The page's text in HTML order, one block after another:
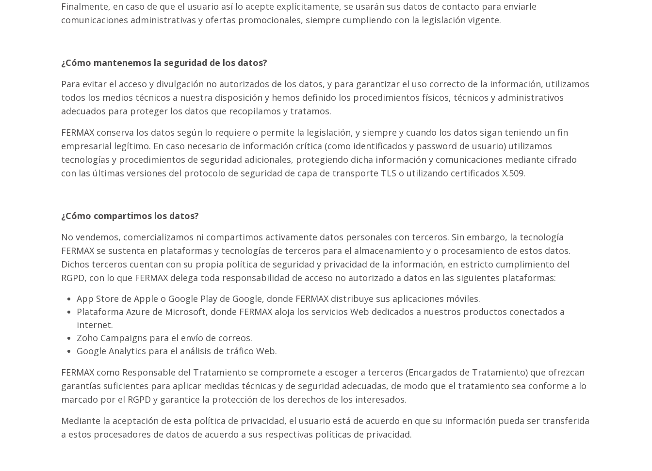
Finalmente, en caso de que el usuario así lo acepte explícitamente, se usarán sus datos de contacto para enviarle
comunicaciones administrativas y ofertas promocionales, siempre cumpliendo con la legislación vigente.
¿Cómo mantenemos la seguridad de los datos?
Para evitar el acceso y divulgación no autorizados de los datos, y para garantizar el uso correcto de la información, utilizamos
todos los medios técnicos a nuestra disposición y hemos definido los procedimientos físicos, técnicos y administrativos
adecuados para proteger los datos que recopilamos y tratamos.
FERMAX conserva los datos según lo requiere o permite la legislación, y siempre y cuando los datos sigan teniendo un fin
empresarial legítimo. En caso necesario de información crítica (como identificados y password de usuario) utilizamos
tecnologías y procedimientos de seguridad adicionales, protegiendo dicha información y comunicaciones mediante cifrado
con las últimas versiones del protocolo de seguridad de capa de transporte TLS o utilizando certificados X.509.
¿Cómo compartimos los datos?
No vendemos, comercializamos ni compartimos activamente datos personales con terceros. Sin embargo, la tecnología
FERMAX se sustenta en plataformas y tecnologías de terceros para el almacenamiento y o procesamiento de estos datos.
Dichos terceros cuentan con su propia política de seguridad y privacidad de la información, en estricto cumplimiento del
RGPD, con lo que FERMAX delega toda responsabilidad de acceso no autorizado a datos en las siguientes plataformas:
App Store de Apple o Google Play de Google, donde FERMAX distribuye sus aplicaciones móviles.
Plataforma Azure de Microsoft, donde FERMAX aloja los servicios Web dedicados a nuestros productos conectados a
internet.
Zoho Campaigns para el envío de correos.
Google Analytics para el análisis de tráfico Web.
FERMAX como Responsable del Tratamiento se compromete a escoger a terceros (Encargados de Tratamiento) que ofrezcan
garantías suficientes para aplicar medidas técnicas y de seguridad adecuadas, de modo que el tratamiento sea conforme a lo
marcado por el RGPD y garantice la protección de los derechos de los interesados.
Mediante la aceptación de esta política de privacidad, el usuario está de acuerdo en que su información pueda ser transferida
a estos procesadores de datos de acuerdo a sus respectivas políticas de privacidad.